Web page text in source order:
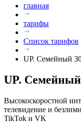
главная
тарифы
Список тарифов
UP. Семейный
UP.
Высокоскоростной
телевидение и
TikTok и VK